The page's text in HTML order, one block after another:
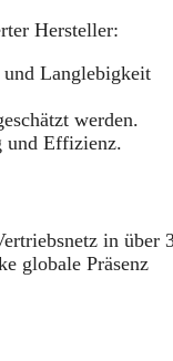
Hersteller:
Langlebigkeit
werden.
und Effizienz.
in über
globale Präsenz